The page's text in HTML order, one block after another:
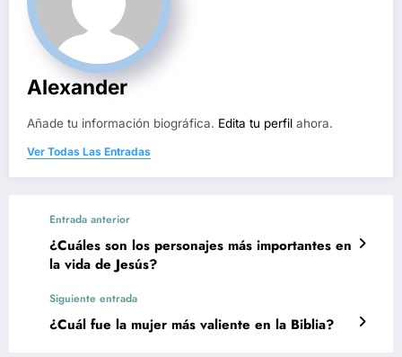
Alexander
Añade tu información biográfica. Edita tu perfil ahora.
Ver Todas Las Entradas
Entrada anterior
¿Cuáles son los personajes más importantes en
la vida de Jesús?
Siguiente entrada
¿Cuál fue la mujer más valiente en la Biblia?